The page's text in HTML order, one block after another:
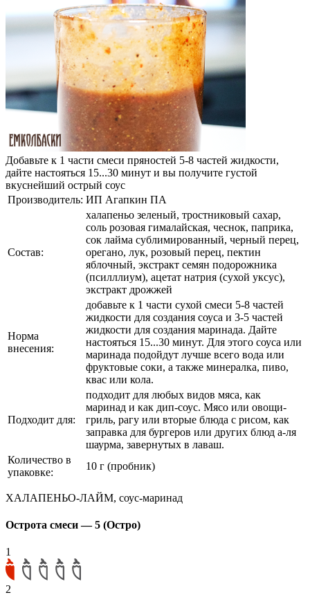
Добавьте к 1 части смеси пряностей 5-8 частей жидкости,
дайте настояться 15...30 минут и вы получите густой
вкуснейший острый соус
Производитель: ИП Агапкин ПА
Состав:
халапеньо зеленый, тростниковый сахар,
соль розовая гималайская, чеснок, паприка,
сок лайма сублимированный, черный перец,
орегано, лук, розовый перец, пектин
яблочный, экстракт семян подорожника
(псилллиум), ацетат натрия (сухой уксус),
экстракт дрожжей
Норма
внесения:
добавьте к 1 части сухой смеси 5-8 частей
жидкости для создания соуса и 3-5 частей
жидкости для создания маринада. Дайте
настояться 15...30 минут. Для этого соуса или
маринада подойдут лучше всего вода или
фруктовые соки, а также минералка, пиво,
квас или кола.
Подходит для:
подходит для любых видов мяса, как
маринад и как дип-соус. Мясо или овощи-
гриль, рагу или вторые блюда с рисом, как
заправка для бургеров или других блюд а-ля
шаурма, завернутых в лаваш.
Количество в
упаковке:
10 г (пробник)
ХАЛАПЕНЬО-ЛАЙМ, соус-маринад
Острота смеси — 5 (Остро)
1
2